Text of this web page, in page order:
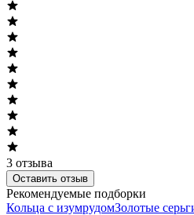
3 отзыва
Оставить отзыв
Рекомендуемые подборки
Кольца с изумрудомЗолотые